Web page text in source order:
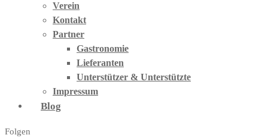
Verein
Kontakt
Partner
Gastronomie
Lieferanten
Unterstützer & Unterstützte
Impressum
Blog
Folgen